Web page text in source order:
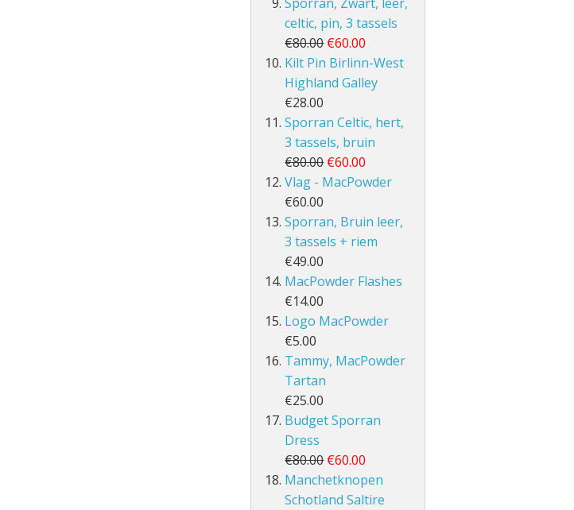
celtic, pin, 3 tassels
€80.00 €60.00
Kilt Pin Birlinn-West
Highland Galley
€28.00
Sporran Celtic, hert,
3 tassels, bruin
€80.00 €60.00
Vlag - MacPowder
€60.00
Sporran, Bruin leer,
3 tassels + riem
€49.00
MacPowder Flashes
€14.00
Logo MacPowder
€5.00
Tammy, MacPowder
Tartan
€25.00
Budget Sporran
Dress
€80.00 €60.00
Manchetknopen
Schotland Saltire